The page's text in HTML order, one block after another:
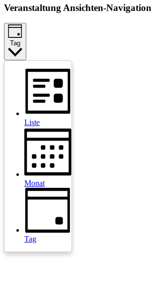
Veranstaltung Ansichten-Navigation
Tag
Liste
Monat
Tag